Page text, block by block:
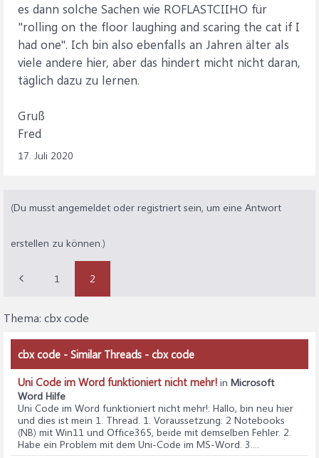
es dann solche Sachen wie ROFLASTCIIHO für
"rolling on the floor laughing and scaring the cat if I
had one". Ich bin also ebenfalls an Jahren älter als
viele andere hier, aber das hindert micht nicht daran,
täglich dazu zu lernen.
Gruß
Fred
17. Juli 2020
(Du musst angemeldet oder registriert sein, um eine Antwort
erstellen zu können.)
1 2
Thema: cbx code
cbx code - Similar Threads - cbx code
Uni Code im Word funktioniert nicht mehr! in Microsoft
Word Hilfe
Uni Code im Word funktioniert nicht mehr!: Hallo, bin neu hier
und dies ist mein 1. Thread. 1. Voraussetzung: 2 Notebooks
(NB) mit Win11 und Office365, beide mit demselben Fehler. 2.
Habe ein Problem mit dem Uni-Code im MS-Word. 3....